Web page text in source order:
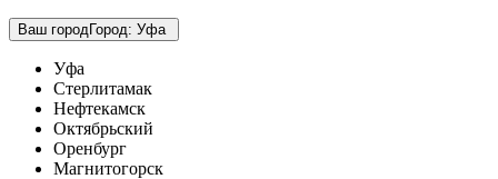
Ваш городГород: Уфа
Уфа
Стерлитамак
Нефтекамск
Октябрьский
Оренбург
Магнитогорск